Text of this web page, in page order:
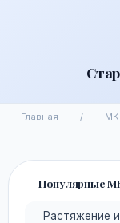
Главная /
Популярные
Растяжение